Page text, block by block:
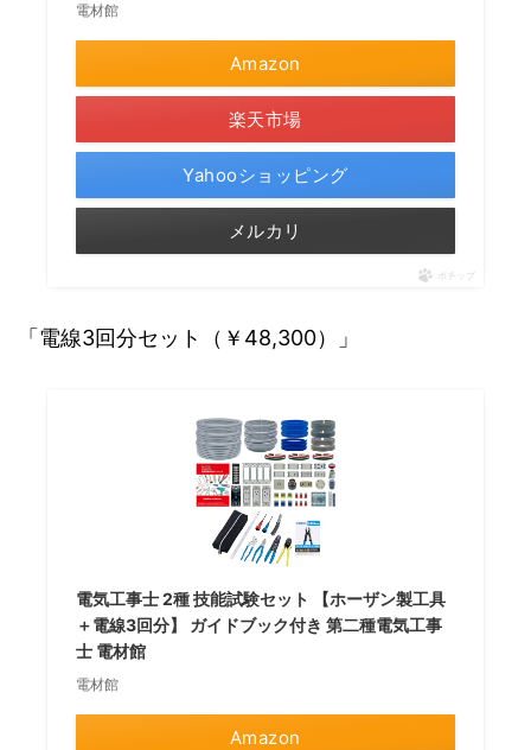
電材館
Amazon
楽天市場
Yahooショッピング
メルカリ
ポチップ
「電線3回分セット（￥48,300）」
電気工事士 2種 技能試験セット 【ホーザン製工具
＋電線3回分】 ガイドブック付き 第二種電気工事
士 電材館
電材館
Amazon